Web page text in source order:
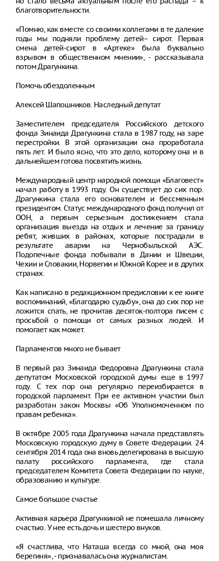
благотворительности.
«Помню, как вместе со своими коллегами в те далекие
годы мы подняли проблему детей– сирот. Первая
смена детей-сирот в «Артеке» была буквально
взрывом в общественном мнении», - рассказывала
потом Драгункина.
Помочь обездоленным
Алексей Шапошников. Наследный депутат
Заместителем председателя Российского детского
фонда Зинаида Драгункина стала в 1987 году, на заре
перестройки. В этой организации она проработала
пять лет. И было ясно, что это дело, которому она и в
дальнейшем готова посвятить жизнь.
Международный центр народной помощи «Благовест»
начал работу в 1993 году. Он существует до сих пор.
Драгункина стала его основателем и бессменным
президентом. Статус международного фонд получил от
ООН, а первым серьезным достижением стала
организация выезда на отдых и лечение за границу
ребят, живших в районах, которые пострадали в
результате аварии на Чернобыльской АЭС.
Подопечные фонда побывали в Дании и Швеции,
Чехии и Словакии, Норвегии и Южной Корее и в других
странах.
Как написано в редакционном предисловии к ее книге
воспоминаний, «Благодарю судьбу», она до сих пор не
ложится спать, не прочитав десяток-полтора писем с
просьбой о помощи от самых разных людей. И
помогает как может.
Парламентов много не бывает
В первый раз Зинаида Федоровна Драгункина стала
депутатом Московской городской думы еще в 1997
году. С тех пор она регулярно переизбирается в
городской парламент. При ее активном участии был
разработан закон Москвы «Об Уполномоченном по
правам ребенка».
В октябре 2005 года Драгункина начала представлять
Московскую городскую думу в Совете Федерации. 24
сентября 2014 года она вновь делегирована в высшую
палату российского парламента, где стала
председателем Комитета Совета Федерации по науке,
образованию и культуре.
Самое большое счастье
Активная карьера Драгункиной не помешала личному
счастью. У нее есть дочь и шестеро внуков.
«Я счастлива, что Наташа всегда со мной, она моя
берегиня», - признавалась она журналистам.